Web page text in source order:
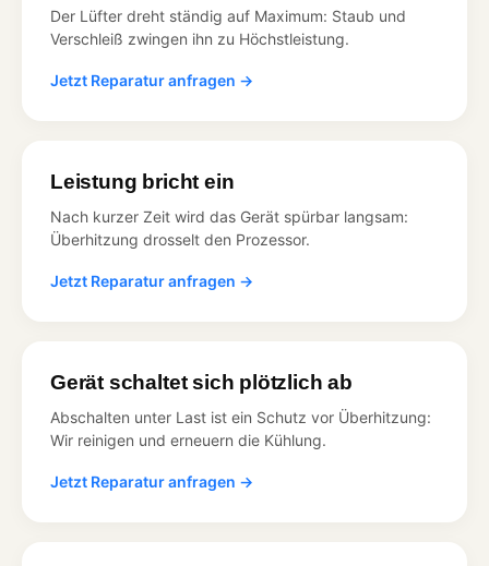
Der Lüfter dreht ständig auf Maximum: Staub und
Verschleiß zwingen ihn zu Höchstleistung.
Jetzt Reparatur anfragen →
Leistung bricht ein
Nach kurzer Zeit wird das Gerät spürbar langsam:
Überhitzung drosselt den Prozessor.
Jetzt Reparatur anfragen →
Gerät schaltet sich plötzlich ab
Abschalten unter Last ist ein Schutz vor Überhitzung:
Wir reinigen und erneuern die Kühlung.
Jetzt Reparatur anfragen →